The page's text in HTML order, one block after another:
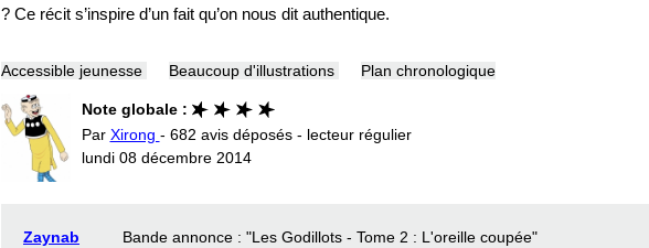
? Ce récit s’inspire d’un fait qu’on nous dit authentique.
Accessible jeunesse Beaucoup d'illustrations Plan chronologique
Note globale :
Par Xirong - 682 avis déposés - lecteur régulier
lundi 08 décembre 2014
Zaynab
Bande annonce : "Les Godillots - Tome 2 : L'oreille coupée"